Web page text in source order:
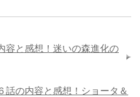
容と感想！迷いの森進化の
話の内容と感想！ショータ＆